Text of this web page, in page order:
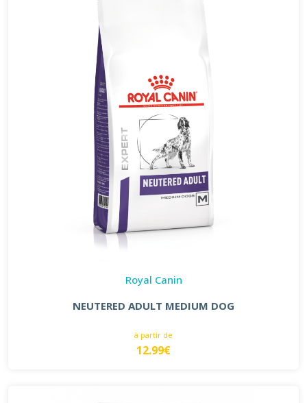
Royal Canin
NEUTERED ADULT MEDIUM DOG
à partir de
12.99€